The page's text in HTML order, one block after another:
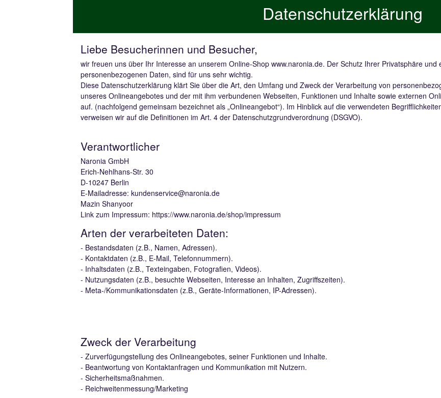
NARODIN- EINE HEILPFLANZEN-REZEPTUR
AUS HOCHWERTIGEN NATURSTOFFEN
NAROFEM
- 7 NATURSTOFFE FÜR FRAUEN
AB 40
OMEGA-3
NARODIN
- EINE HEILPFLANZEN-REZEPTUR
AUS HOCHWERTIGEN NATURSTOFFEN
Datenschutzerklärung
Liebe Besucherinnen und Besucher,
wir freuen uns über Ihr Interesse an unserem Online-Shop www.naronia.de. Der Schutz Ihrer Privatsphäre
personenbezogenen Daten, sind für uns sehr wichtig.
Diese Datenschutzerklärung klärt Sie über die Art, den Umfang und Zweck der Verarbeitung von
unseres Onlineangebotes und der mit ihm verbundenen Webseiten, Funktionen und Inhalte sowie externen
auf. (nachfolgend gemeinsam bezeichnet als „Onlineangebot“). Im Hinblick auf die verwendeten
verweisen wir auf die Definitionen im Art. 4 der Datenschutzgrundverordnung (DSGVO).
Verantwortlicher
Naronia GmbH
Erich-Nehlhans-Str. 30
D-10247 Berlin
E-Mailadresse: kundenservice@naronia.de
Mazin Shanyoor
Link zum Impressum: https://www.naronia.de/shop/impressum
Arten der verarbeiteten Daten:
- Bestandsdaten (z.B., Namen, Adressen).
- Kontaktdaten (z.B., E-Mail, Telefonnummern).
- Inhaltsdaten (z.B., Texteingaben, Fotografien, Videos).
- Nutzungsdaten (z.B., besuchte Webseiten, Interesse an Inhalten, Zugriffszeiten).
- Meta-/Kommunikationsdaten (z.B., Geräte-Informationen, IP-Adressen).
Zweck der Verarbeitung
- Zurverfügungstellung des Onlineangebotes, seiner Funktionen und Inhalte.
- Beantwortung von Kontaktanfragen und Kommunikation mit Nutzern.
- Sicherheitsmaßnahmen.
- Reichweitenmessung/Marketing